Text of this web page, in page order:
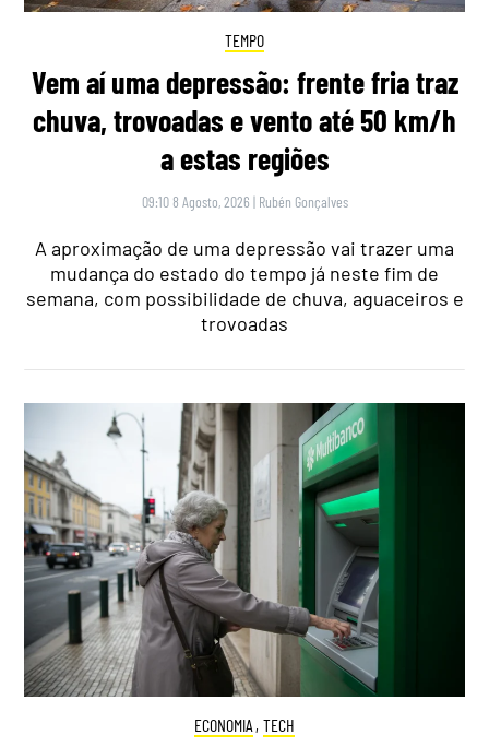
TEMPO
Vem aí uma depressão: frente fria traz
chuva, trovoadas e vento até 50 km/h
a estas regiões
09:10 8 Agosto, 2026 | Rubén Gonçalves
A aproximação de uma depressão vai trazer uma
mudança do estado do tempo já neste fim de
semana, com possibilidade de chuva, aguaceiros e
trovoadas
ECONOMIA , TECH